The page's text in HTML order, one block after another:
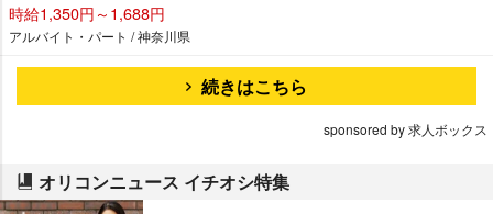
時給1,350円～1,688円
アルバイト・パート / 神奈川県
続きはこちら
sponsored by 求人ボックス
オリコンニュース イチオシ特集